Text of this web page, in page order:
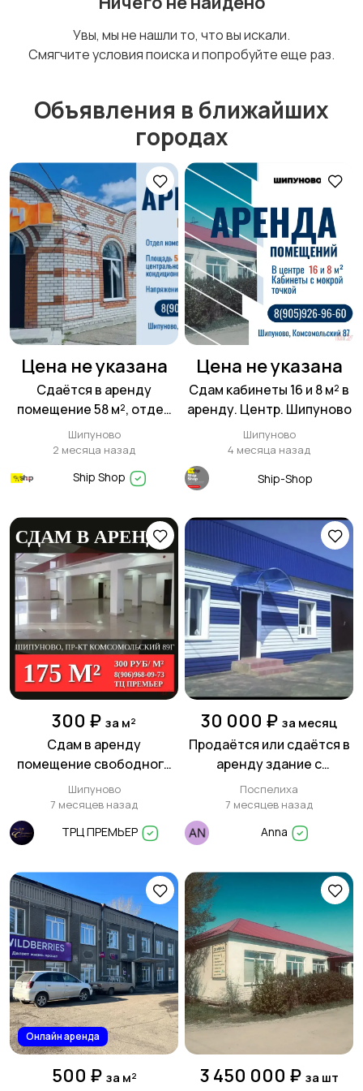
Увы, мы не нашли то, что вы искали.
Смягчите условия поиска и попробуйте еще раз.
Объявления в ближайших
городах
Цена не указана
Сдаётся в аренду
помещение 58 м², отдел
номер 2 магазина «Луч»
по улице Мамонтова 80
Шипуново
2 месяца назад
Ship Shop
Цена не указана
Сдам кабинеты 16 и 8 м² в
аренду. Центр. Шипуново
Шипуново
4 месяца назад
Ship-Shop
300 ₽ за м²
Сдам в аренду
помещение свободного
назначения площадью 175
м² в Шипуново
Шипуново
7 месяцев назад
ТРЦ ПРЕМЬЕР
30 000 ₽ за месяц
Продаётся или сдаётся в
аренду здание с
капитальным ремонтом в
Поспелихе
Поспелиха
7 месяцев назад
Anna
Онлайн аренда
500 ₽ за м² 3 450 000 ₽ за шт